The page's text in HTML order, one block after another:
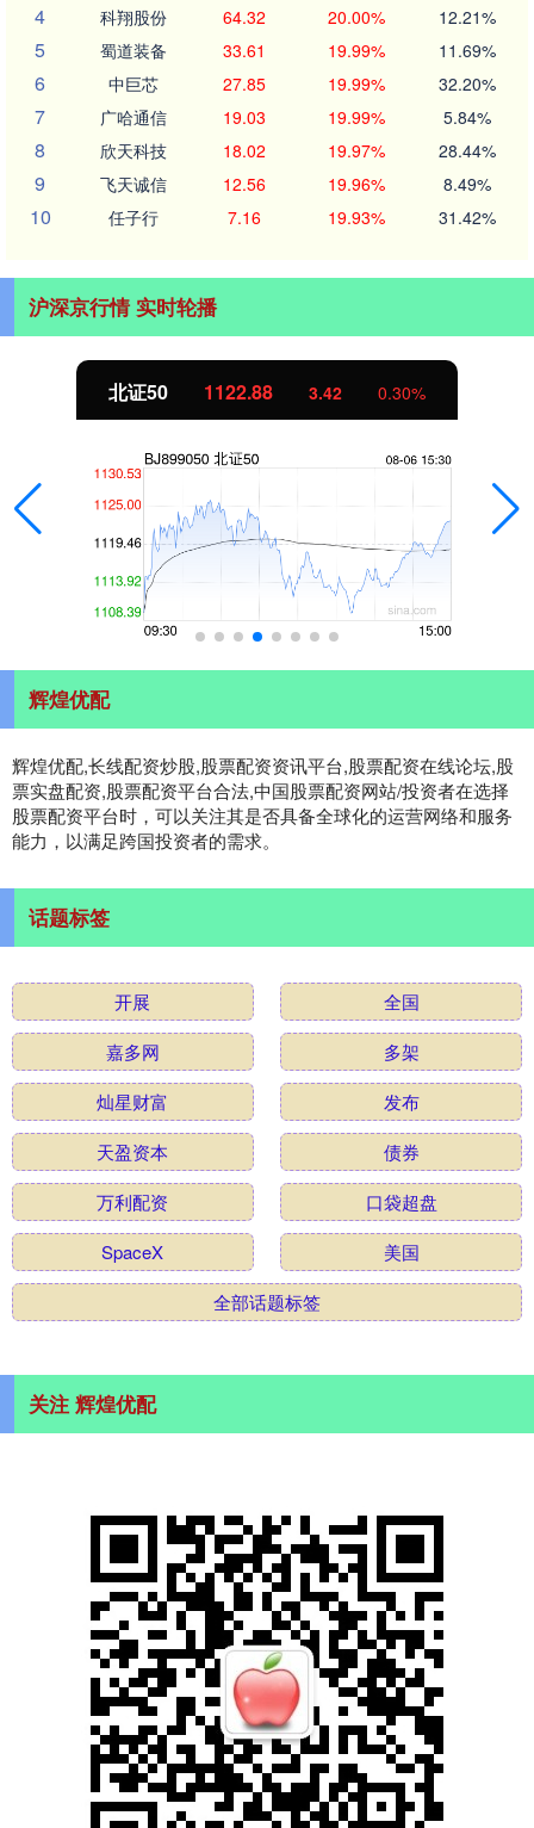
4 科翔股份 64.32 20.00% 12.21%
5 蜀道装备 33.61 19.99% 11.69%
6 中巨芯 27.85 19.99% 32.20%
7 广哈通信 19.03 19.99% 5.84%
8 欣天科技 18.02 19.97% 28.44%
9 飞天诚信 12.56 19.96% 8.49%
10 任子行 7.16 19.93% 31.42%
沪深京行情 实时轮播
北证50 1122.88 3.42 0.30%
辉煌优配
辉煌优配,长线配资炒股,股票配资资讯平台,股票配资在线论坛,股
票实盘配资,股票配资平台合法,中国股票配资网站/投资者在选择
股票配资平台时，可以关注其是否具备全球化的运营网络和服务
能力，以满足跨国投资者的需求。
话题标签
开展
全国
嘉多网
多架
灿星财富
发布
天盈资本
债券
万利配资
口袋超盘
SpaceX
美国
全部话题标签
关注 辉煌优配